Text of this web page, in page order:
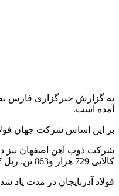
آمده است.
بر این اساس شرکت جهان فولاد سیرجان در سال 1399 توانسته.
کالایی 729 هزار و863 تن. ریل 57 هزار و 868 تن و در سایر محصولات نیز 14 هزار و 970 تن را به تولید برساند.
فولاد آذربایجان در مدت یاد شده میلگرد به میزان